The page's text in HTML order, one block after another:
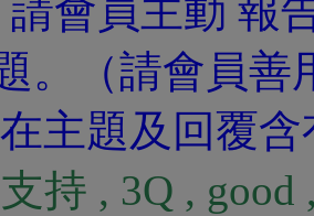
會員主動 報
。（請會員善
主題及回覆
持 , 3Q , good